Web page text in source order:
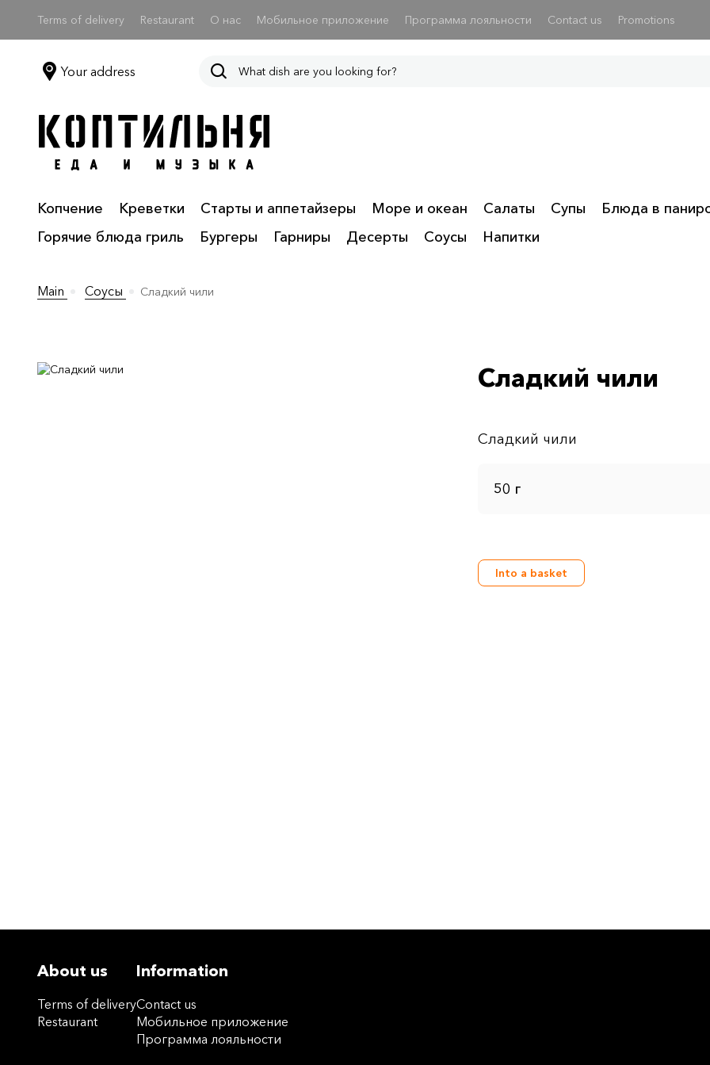
Terms of delivery Restaurant О нас Мобильное приложение Программа лояльности Contact us Promotions
Your address
Копчение Креветки Старты и аппетайзеры Море и океан Салаты Супы Блюда в
Горячие блюда гриль
Бургеры Гарниры Десерты Соусы Напитки
Main Соусы Сладкий чили
Сладкий чили
50 г
Into a basket
About us
Terms of delivery
Restaurant
Information
Contact us
Мобильное приложение
Программа лояльности